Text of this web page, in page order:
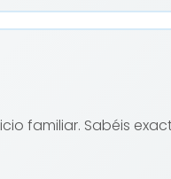
familiar. Sabéis